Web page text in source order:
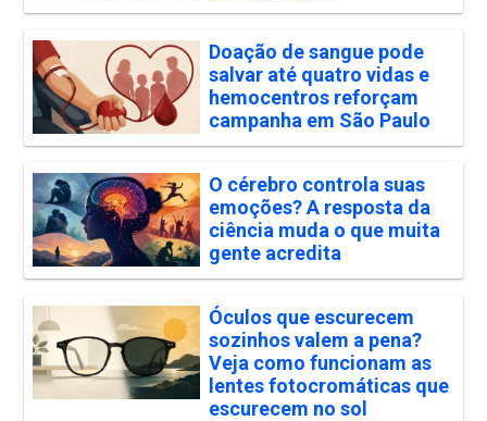
Doação de sangue pode
salvar até quatro vidas e
hemocentros reforçam
campanha em São Paulo
O cérebro controla suas
emoções? A resposta da
ciência muda o que muita
gente acredita
Óculos que escurecem
sozinhos valem a pena?
Veja como funcionam as
lentes fotocromáticas que
escurecem no sol